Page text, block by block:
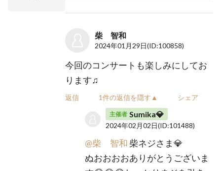
柴 智和
2024年01月29日(ID:100858)
今回のコンサートも楽しみにしてお
ります♫
返信 1件の返信を隠す▲ シェア
主催者 Sumika💎
2024年02月02日(ID:101488)
@柴 智和 柴ネジさま💎
ぬおおおおありがとうございま